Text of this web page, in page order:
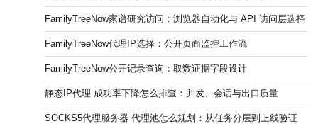
FamilyTreeNow家谱研究访问：浏览器自动化与 API 访问层选择
FamilyTreeNow代理IP选择：公开页面监控工作流
FamilyTreeNow公开记录查询：取数证据字段设计
静态IP代理 成功率下降怎么排查：并发、会话与出口质量
SOCKS5代理服务器 代理池怎么规划：从任务分层到上线验证